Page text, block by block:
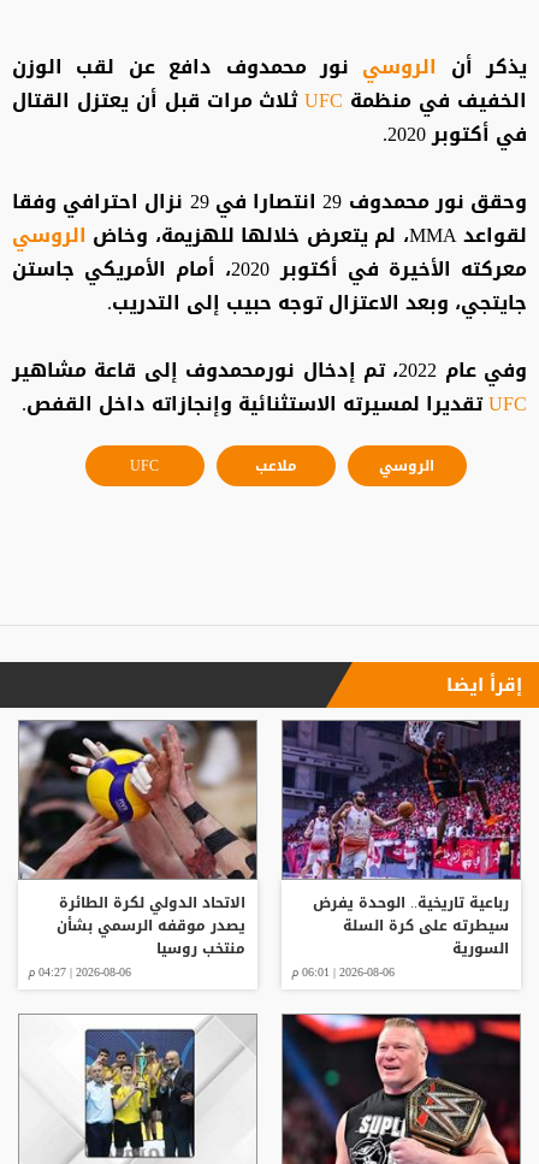
يذكر أن الروسي نور محمدوف دافع عن لقب الوزن
الخفيف في منظمة
ثلاث مرات قبل أن يعتزل القتال
في أكتوبر 2020.
وحقق نور محمدوف 29 انتصارا في 29 نزال احترافي وفقا
لقواعد MMA، لم يتعرض خلالها للهزيمة، وخاض
الروسي
معركته الأخيرة في أكتوبر 2020، أمام الأمريكي جاستن
جايتجي، وبعد الاعتزال توجه حبيب إلى التدريب.
وفي عام 2022، تم إدخال نورمحمدوف إلى قاعة مشاهير
UFCتقديرا لمسيرته الاستثنائية وإنجازاته داخل القفص.
الروسي ملاعب UFC
إقرأ ايضا
رباعية تاريخية.. الوحدة يفرض
سيطرته على كرة السلة
السورية
2026-08-06 | 06:01 م
الاتحاد الدولي لكرة الطائرة
يصدر موقفه الرسمي بشأن
منتخب روسيا
2026-08-06 | 04:27 م